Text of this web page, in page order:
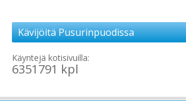
Kävijöitä Pusurinpuodissa
Käyntejä kotisivuilla:
6351791 kpl